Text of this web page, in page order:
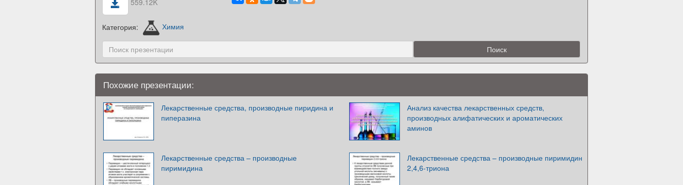
559.12K
Категория: Химия
Похожие презентации:
Лекарственные средства, производные пиридина и
пиперазина
Анализ качества лекарственных средств,
производных алифатических и ароматических
аминов
Лекарственные средства – производные
пиримидина
Лекарственные средства – производные пиримидин
2,4,6-триона